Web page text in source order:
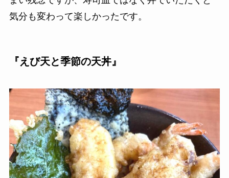
気分も変わって楽しかったです。
『えび天と季節の天丼』